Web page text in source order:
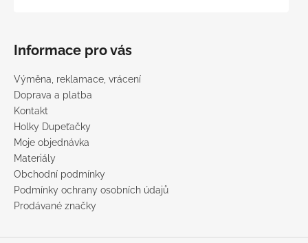
Informace pro vás
Výměna, reklamace, vrácení
Doprava a platba
Kontakt
Holky Dupeťačky
Moje objednávka
Materiály
Obchodní podmínky
Podmínky ochrany osobních údajů
Prodávané značky